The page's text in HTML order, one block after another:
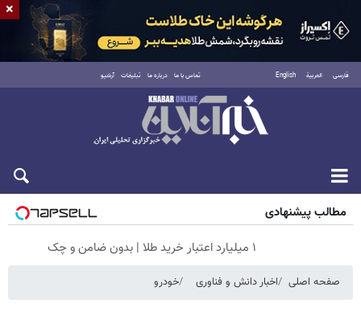
فارسی العربية English تماس با ما درباره ما تبلیغات آرشیو
جمعه ۱۶ مرداد ۱۴۰۵
مطالب پیشنهادی
۱ میلیارد اعتبار خرید طلا | بدون ضامن و چک
صفحه اصلی اخبار دانش و فناوری خودرو
×